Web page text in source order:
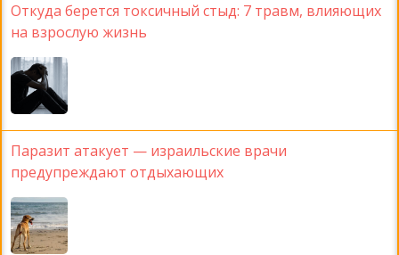
Откуда берется токсичный стыд: 7 травм, влияющих
на взрослую жизнь
Паразит атакует — израильские врачи
предупреждают отдыхающих